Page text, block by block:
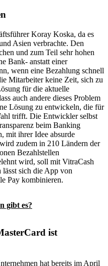
Koray Koska, da es
Asien verbrachte. Den
und zum Teil sehr hohen
Bank- anstatt einer
wenn eine Bezahlung schnell
Mitarbeiter keine Zeit, sich zu
für die aktuelle
auch andere dieses Problem
Lösung zu entwickeln, die für
trifft. Die Entwickler selbst
beim Banking
mit ihrer Idee absurde
zudem in 210 Ländern der
Bezahlstellen
wird, soll mit VitraCash
lässt sich die App von
Pay kombinieren.
gibt es?
ist
hat bereits im April